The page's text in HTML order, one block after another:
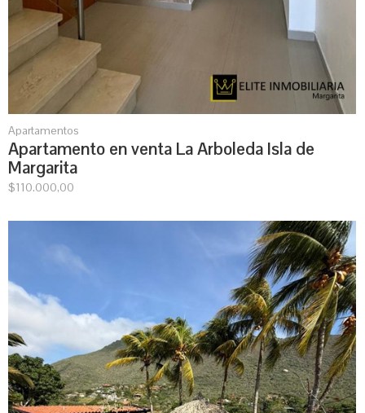
Apartamentos
Apartamento en venta La Arboleda Isla de
Margarita
$110.000,00